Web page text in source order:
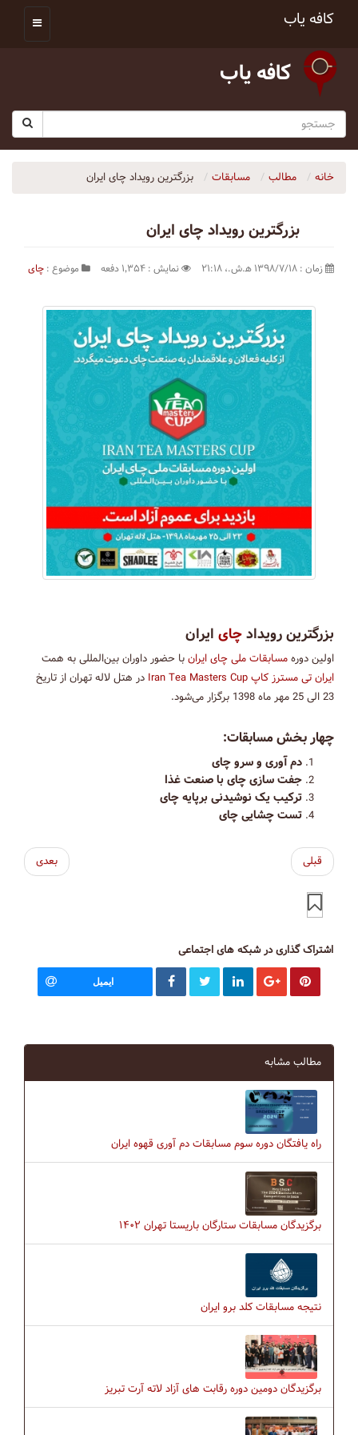
کافه یاب
کافه یاب
خانه مطالب مسابقات بزرگترین رویداد چای ایران
بزرگترین رویداد چای ایران
زمان : ۱۳۹۸/۷/۱۸ ه‍.ش.،‏ ۲۱:۱۸ نمایش : ۱٬۳۵۴ دفعه موضوع : چای
بزرگترین رویدادچای ایران
اولین دورهمسابقات ملی چای ایرانبا حضور داوران بین‌المللی به همت
ایران تی مسترز کاپ Iran Tea Masters Cup
در هتل لاله تهران از تاریخ
23 الی 25 مهر ماه 1398 برگزار می‌شود.
چهار بخش مسابقات:
دم آوری و سرو چای
جفت سازی چای با صنعت غذا
ترکیب یک نوشیدنی بر‌پایه چای
تست چشایی چای
قبلی بعدی
اشتراک گذاری در شبکه های اجتماعی
ایمیل
مطالب مشابه
راه یافتگان دوره سوم مسابقات دم آوری قهوه ایران
برگزیدگان مسابقات ستارگان باریستا تهران ۱۴۰۲
نتیجه مسابقات کلد برو ایران
برگزیدگان دومین دوره رقابت های آزاد لاته آرت تبریز